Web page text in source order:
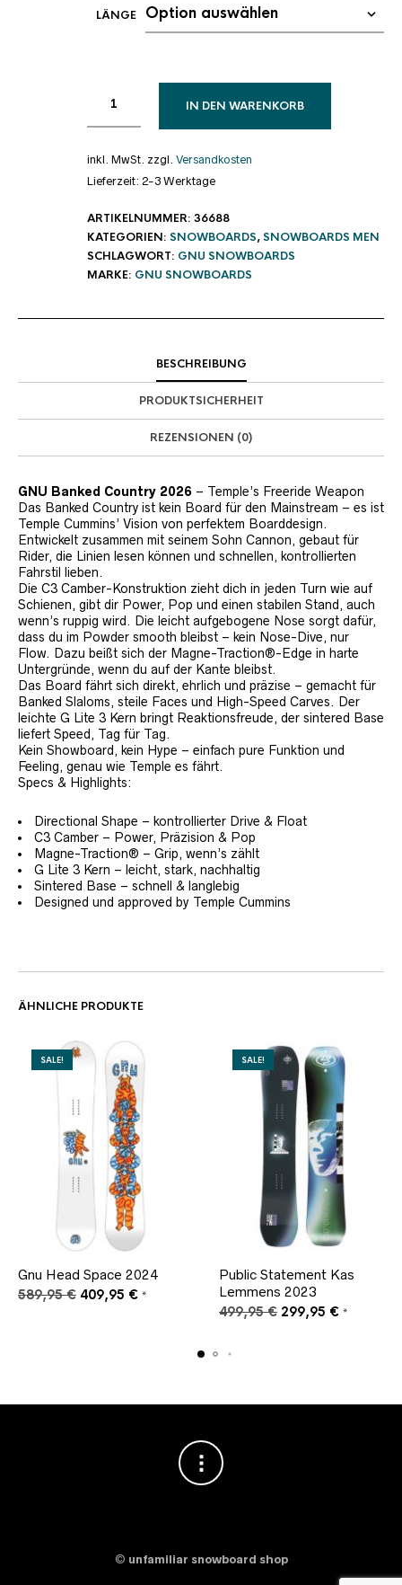
LÄNGE
IN DEN WARENKORB
inkl. MwSt. zzgl. Versandkosten
Lieferzeit: 2-3 Werktage
ARTIKELNUMMER: 36688
KATEGORIEN: SNOWBOARDS,SNOWBOARDS MEN
SCHLAGWORT: GNU SNOWBOARDS
MARKE: GNU SNOWBOARDS
BESCHREIBUNG
PRODUKTSICHERHEIT
REZENSIONEN (0)
GNU Banked Country 2026 – Temple’s Freeride Weapon
Das Banked Country ist kein Board für den Mainstream – es ist
Temple Cummins’ Vision von perfektem Boarddesign.
Entwickelt zusammen mit seinem Sohn Cannon, gebaut für
Rider, die Linien lesen können und schnellen, kontrollierten
Fahrstil lieben.
Die C3 Camber-Konstruktion zieht dich in jeden Turn wie auf
Schienen, gibt dir Power, Pop und einen stabilen Stand, auch
wenn’s ruppig wird. Die leicht aufgebogene Nose sorgt dafür,
dass du im Powder smooth bleibst – kein Nose-Dive, nur
Flow. Dazu beißt sich der Magne-Traction®-Edge in harte
Untergründe, wenn du auf der Kante bleibst.
Das Board fährt sich direkt, ehrlich und präzise – gemacht für
Banked Slaloms, steile Faces und High-Speed Carves. Der
leichte G Lite 3 Kern bringt Reaktionsfreude, der sintered Base
liefert Speed, Tag für Tag.
Kein Showboard, kein Hype – einfach pure Funktion und
Feeling, genau wie Temple es fährt.
Specs & Highlights:
Directional Shape – kontrollierter Drive & Float
C3 Camber – Power, Präzision & Pop
Magne-Traction® – Grip, wenn’s zählt
G Lite 3 Kern – leicht, stark, nachhaltig
Sintered Base – schnell & langlebig
Designed und approved by Temple Cummins
ÄHNLICHE PRODUKTE
SALE!
Gnu Head Space 2024
589,95€ Ursprünglicher
409,95 €Aktueller
*
SALE!
Public Statement Kas
Lemmens 2023
499,95€ Ursprünglicher
299,95 €Aktueller
*
© unfamiliar snowboard shop